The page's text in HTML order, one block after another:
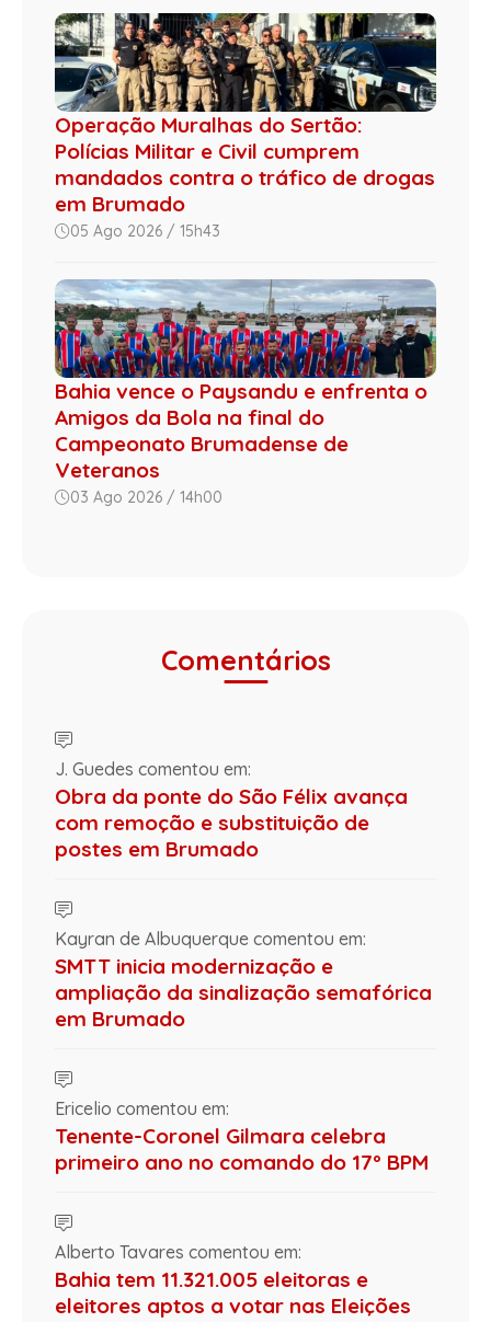
Operação Muralhas do Sertão:
Polícias Militar e Civil cumprem
mandados contra o tráfico de drogas
em Brumado
05 Ago 2026 / 15h43
Bahia vence o Paysandu e enfrenta o
Amigos da Bola na final do
Campeonato Brumadense de
Veteranos
03 Ago 2026 / 14h00
Comentários
J. Guedes comentou em:
Obra da ponte do São Félix avança
com remoção e substituição de
postes em Brumado
Kayran de Albuquerque comentou em:
SMTT inicia modernização e
ampliação da sinalização semafórica
em Brumado
Ericelio comentou em:
Tenente-Coronel Gilmara celebra
primeiro ano no comando do 17º BPM
Alberto Tavares comentou em:
Bahia tem 11.321.005 eleitoras e
eleitores aptos a votar nas Eleições